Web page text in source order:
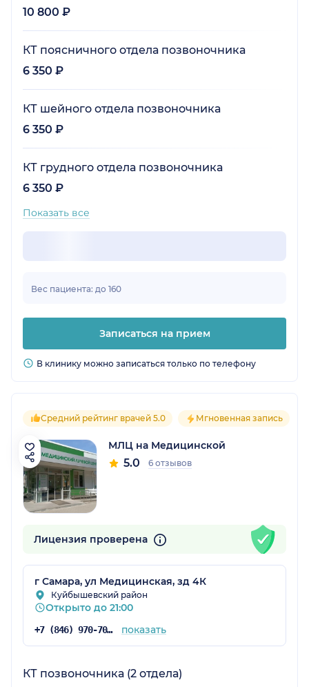
10 800 ₽
КТ поясничного отдела позвоночника
6 350 ₽
КТ шейного отдела позвоночника
6 350 ₽
КТ грудного отдела позвоночника
6 350 ₽
Показать все
Вес пациента: до 160
Записаться на прием
В клинику можно записаться только по телефону
Средний рейтинг врачей 5.0 Мгновенная запись
МЛЦ на Медицинской
5.0 6 отзывов
Лицензия проверена
г Самара, ул Медицинская, зд 4К
Куйбышевский район
Открыто до 21:00
+7 (846) 970-70-83 показать
КТ позвоночника (2 отдела)